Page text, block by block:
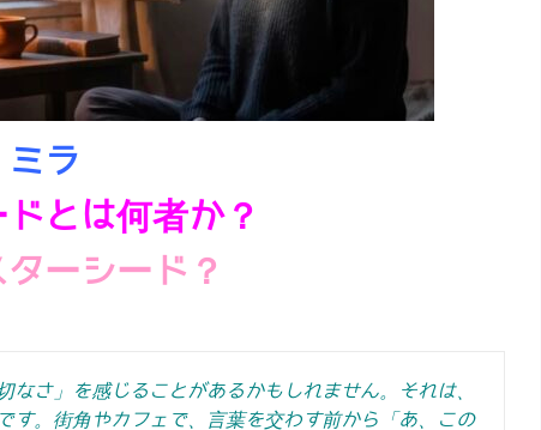
ミラ
とは何者か？
ーシード？
さ」を感じることがあるかもしれません。それは、
す。街角やカフェで、言葉を交わす前から「あ、この